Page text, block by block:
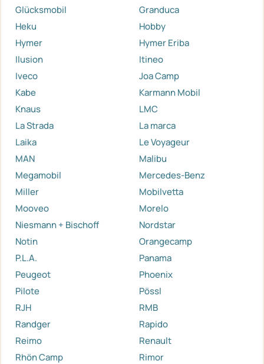
Glücksmobil
Granduca
Heku
Hobby
Hymer
Hymer Eriba
Ilusion
Itineo
Iveco
Joa Camp
Kabe
Karmann Mobil
Knaus
LMC
La Strada
La marca
Laika
Le Voyageur
MAN
Malibu
Megamobil
Mercedes-Benz
Miller
Mobilvetta
Mooveo
Morelo
Niesmann + Bischoff
Nordstar
Notin
Orangecamp
P.L.A.
Panama
Peugeot
Phoenix
Pilote
Pössl
RJH
RMB
Randger
Rapido
Reimo
Renault
Rhön Camp
Rimor